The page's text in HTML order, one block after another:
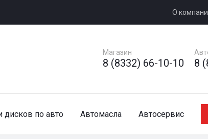
О
Магазин
8 (8332) 66-10-10 8
по авто Автомасла Автосервис